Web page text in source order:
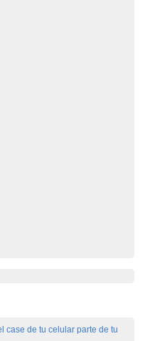
case de tu celular parte de tu